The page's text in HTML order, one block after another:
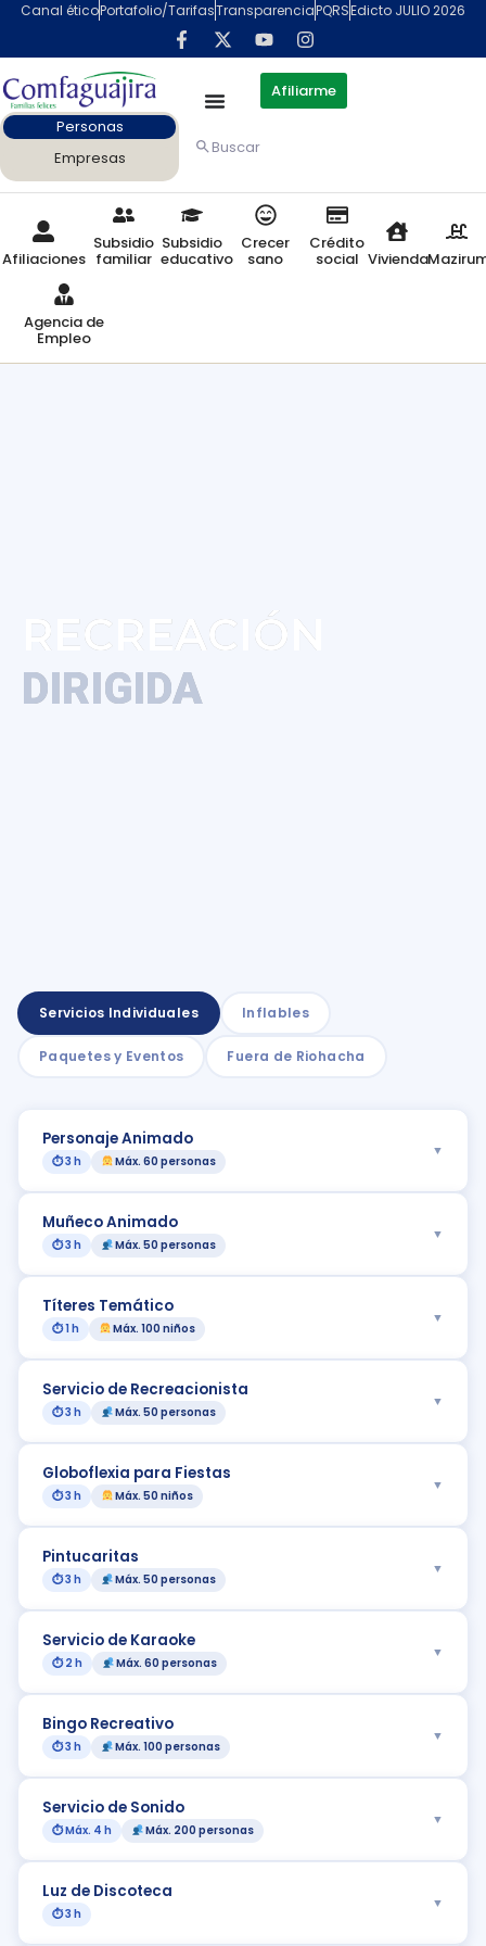
Canal éticoPortafolio/TarifasTransparenciaPQRSEdicto JULIO 2026
Afiliarme
Personas
Empresas
Buscar
Afiliaciones
Subsidio
familiar
Subsidio
educativo
Crecer
sano
Crédito
social Vivienda
Agencia de
Empleo
RECREACIÓN
DIRIGIDA
Servicios Individuales Inflables
Paquetes y Eventos Fuera de Riohacha
Personaje Animado
⏱ 3 h Máx. 60 personas
▼
Muñeco Animado
⏱ 3 h Máx. 50 personas
▼
Títeres Temático
⏱ 1 h Máx. 100 niños
▼
Servicio de Recreacionista
⏱ 3 h Máx. 50 personas
▼
Globoflexia para Fiestas
⏱ 3 h Máx. 50 niños
▼
Pintucaritas
⏱ 3 h Máx. 50 personas
▼
Servicio de Karaoke
⏱ 2 h Máx. 60 personas
▼
Bingo Recreativo
⏱ 3 h Máx. 100 personas
▼
Servicio de Sonido
⏱ Máx. 4 h Máx. 200 personas
▼
Luz de Discoteca
⏱ 3 h
▼